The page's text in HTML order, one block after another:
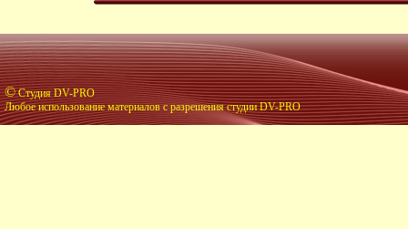
©Студия DV-PRO
Любое использование материалов с разрешения студии DV-PRO